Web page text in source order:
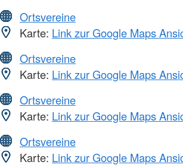
Ortsvereine
Karte: Link zur Google Maps
Ortsvereine
Karte: Link zur Google Maps
Ortsvereine
Karte: Link zur Google Maps
Ortsvereine
Karte: Link zur Google Maps